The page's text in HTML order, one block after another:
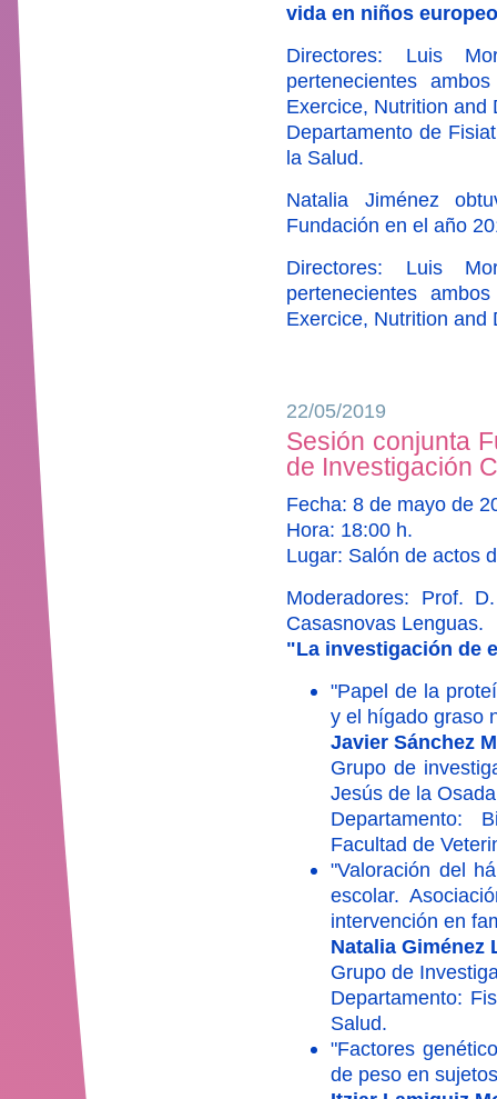
vida en niños
Directores: Luis
pertenecientes
Exercice, Nutrition and
Departamento de
la Salud.
Natalia Jiménez
Fundación en el año
Directores: Luis
pertenecientes
Exercice, Nutrition and
22/05/2019
Sesión conjunta
de Investigación
Fecha: 8 de mayo de
Hora: 18:00 h.
Lugar: Salón de actos
Moderadores: Prof.
Casasnovas Lenguas.
"La investigación de
"Papel de la
y el hígado graso
Javier Sánchez
Grupo de
Jesús de la
Departamento:
Facultad de
"Valoración del
escolar.
intervención en
Natalia Giménez
Grupo de
Departamento:
Salud.
"Factores
de peso en